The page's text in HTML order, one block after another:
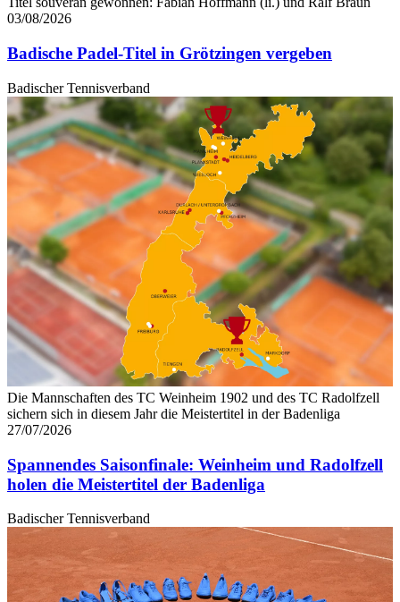
03/08/2026
Badische Padel-Titel in Grötzingen vergeben
Badischer Tennisverband
Die Mannschaften des TC Weinheim 1902 und des TC Radolfzell
sichern sich in diesem Jahr die Meistertitel in der Badenliga
27/07/2026
Spannendes Saisonfinale: Weinheim und Radolfzell
holen die Meistertitel der Badenliga
Badischer Tennisverband